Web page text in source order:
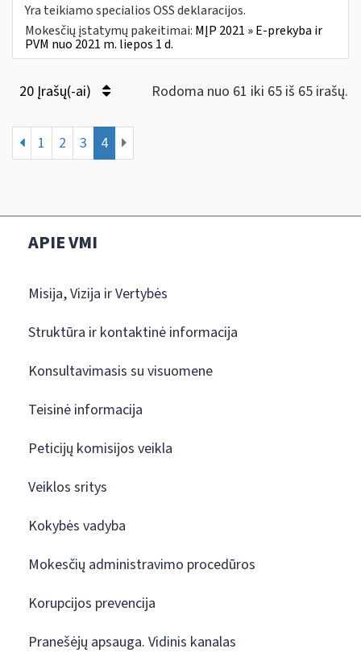
Yra teikiamo specialios OSS deklaracijos.
Mokesčių įstatymų pakeitimai: MĮP 2021 » E-prekyba ir
PVM nuo 2021 m. liepos 1 d.
20 Įrašų(-ai) Rodoma nuo 61 iki 65 iš 65 irašų.
1 2 3 4
APIE VMI
Misija, Vizija ir Vertybės
Struktūra ir kontaktinė informacija
Konsultavimasis su visuomene
Teisinė informacija
Peticijų komisijos veikla
Veiklos sritys
Kokybės vadyba
Mokesčių administravimo procedūros
Korupcijos prevencija
Pranešėjų apsauga. Vidinis kanalas